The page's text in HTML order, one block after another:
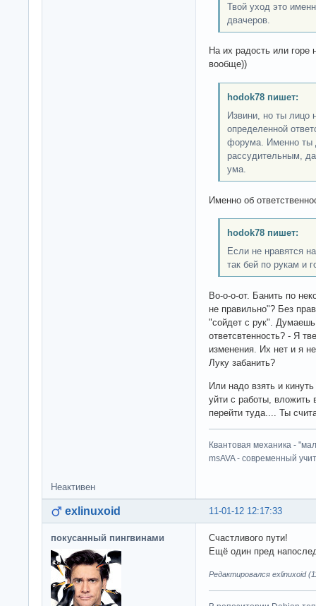
Твой уход это
двачеров.
На их радость или горе
вообще))
hodok78 пишет:
Извини, но ты лицо
определенной
форума. Именно ты
рассудительным,
ума.
Именно об
hodok78 пишет:
Если не нравятся
так бей по рукам и
Во-о-о-от. Банить по
не правильно"? Без
"сойдет с рук". Думаешь
ответсвтенность? - Я
изменения. Их нет и я
Луку забанить?
Или надо взять и
уйти с работы, вложить
перейти туда.... Ты
Квантовая механика -
msAVA - современный
Неактивен
11-01-12 12:17:33
exlinuxoid
покусанный пингвинами
Счастливого пути!
Ещё один пред
Редактировался exlinuxoid